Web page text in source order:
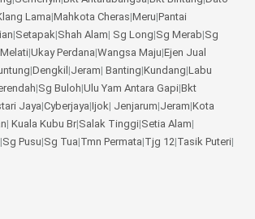
Lama|Mahkota Cheras|Meru|Pantai
|Setapak|Shah Alam| Sg Long|Sg Merab|Sg
|Ukay Perdana|Wangsa Maju|Ejen Jual
|Dengkil |Jeram| Banting|Kundang|Labu
|Sg Buloh|Ulu Yam Antara Gapi|Bkt
Jaya|Cyberjaya|Ijok| Jenjarum|Jeram|Kota
| Kuala Kubu Br|Salak Tinggi|Setia Alam|
|Sg Pusu|Sg Tua|Tmn Permata|Tjg 12|Tasik Puteri|